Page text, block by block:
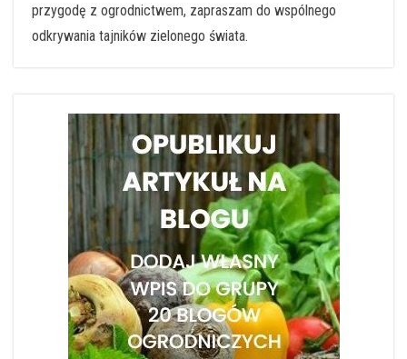
przygodę z ogrodnictwem, zapraszam do wspólnego
odkrywania tajników zielonego świata.